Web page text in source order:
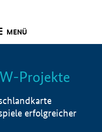
MENÜ
Info
Projekte
erfolgreicher